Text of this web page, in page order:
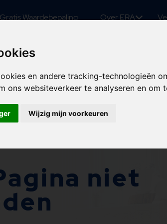
en andere tracking-technologieën
ons websiteverkeer te analyseren en om
Wijzig mijn voorkeuren
Gratis Waardebepaling Over ERA
niet